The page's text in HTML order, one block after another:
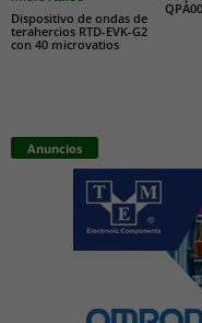
Dispositivo de ondas de
terahercios RTD-EVK-G2
con 40 microvatios
Anuncios